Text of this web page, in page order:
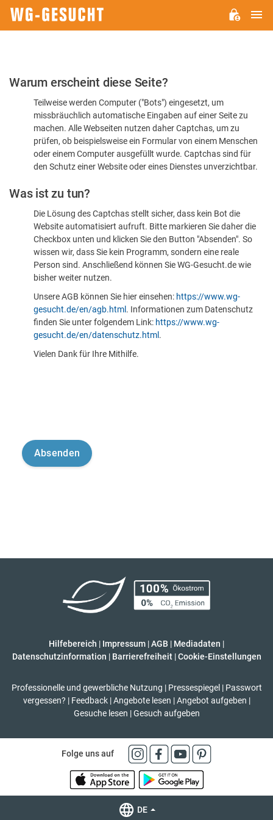
Bitte
dass
sind
Warum erscheint diese Seite?
Teilweise werden Computer ("Bots") eingesetzt, um
missbräuchlich automatische Eingaben auf einer Seite zu
machen. Alle Webseiten nutzen daher Captchas, um zu
prüfen, ob beispielsweise ein Formular von einem Menschen
oder einem Computer ausgefüllt wurde. Captchas sind für
den Schutz einer Website oder eines Dienstes unverzichtbar.
Was ist zu tun?
Die Lösung des Captchas stellt sicher, dass kein Bot die
Website automatisiert aufruft. Bitte markieren Sie daher die
Checkbox unten und klicken Sie den Button "Absenden". So
wissen wir, dass Sie kein Programm, sondern eine reale
Person sind. Anschließend können Sie WG-Gesucht.de wie
bisher weiter nutzen.
Unsere AGB können Sie hier einsehen: https://www.wg-
gesucht.de/en/agb.html . Informationen zum Datenschutz
finden Sie unter folgendem Link: https://www.wg-
gesucht.de/en/datenschutz.html .
Vielen Dank für Ihre Mithilfe.
Hilfebereich | Impressum |AGB | Mediadaten |
Datenschutzinformation | Barrierefreiheit | Cookie-Einstellungen
Professionelle und gewerbliche Nutzung | Pressespiegel | Passwort
vergessen? | Feedback | Angebote lesen | Angebot aufgeben |
Gesuche lesen | Gesuch aufgeben
Folge uns auf
DE